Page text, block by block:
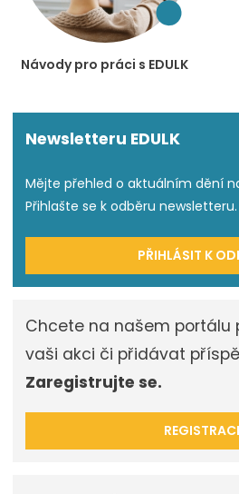
Návody pro práci s EDULK
Newsletteru EDULK
Mějte přehled o aktuálním dění na
Přihlašte se k odběru newsletteru.
PŘIHLÁSIT K
Chcete na našem portálu
vaši akci či přidávat
Zaregistrujte se.